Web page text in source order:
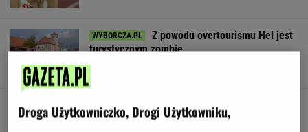
Z powodu overtourismu Hel jest
turystycznym zombie
SUBSKRYPCJA
Wyremontują hotel dla posłów.
Przejdzie "lifting" za 1,3 mln zł
Droga Użytkowniczko, Drogi Użytkowniku,